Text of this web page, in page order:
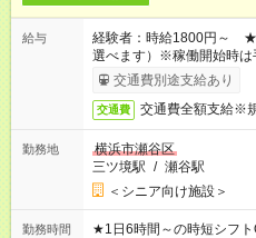
給与
経験者：時給1800円～ ★
選べます）※稼働開始時は
す。交通費別途支給あり
交通費 交通費全額支給※
勤務地
横浜市瀬谷区
三ツ境駅 / 瀬谷駅
＜シニア向け施設＞
勤務時間
★1日6時間～の時短シフトOK ★スタート時間選べます！